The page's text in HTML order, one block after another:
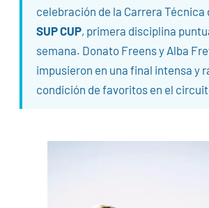
celebración de la Carrera Técnica
SUP CUP, primera disciplina
semana. Donato Freens y Alba
impusieron en una final intensa y
condición de favoritos en el